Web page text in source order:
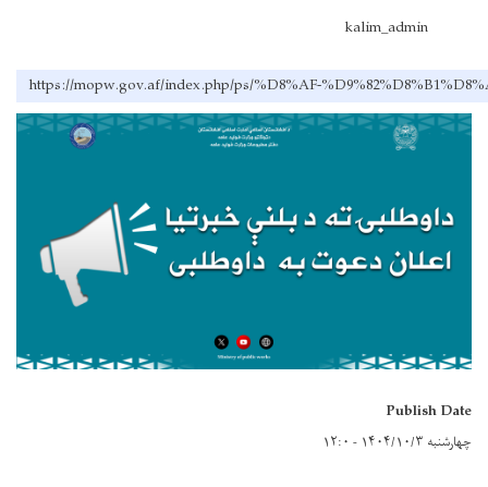
kalim_admin
https://mopw.gov.af/index.php/ps/%D8%AF-
Publish Date
چهارشنبه ۱۴۰۴/۱۰/۳ - ۱۲:۰